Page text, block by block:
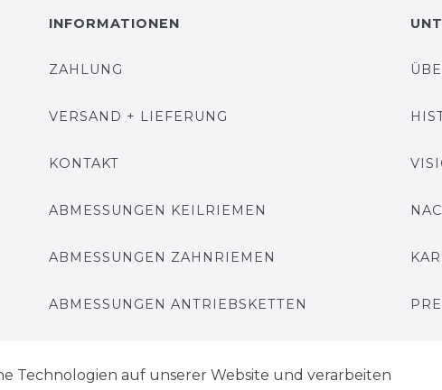
INFORMATIONEN
ZAHLUNG
VERSAND + LIEFERUNG
KONTAKT
ABMESSUNGEN KEILRIEMEN
ABMESSUNGEN ZAHNRIEMEN
ABMESSUNGEN ANTRIEBSKETTEN
Technologien auf unserer Website und verarbeiten